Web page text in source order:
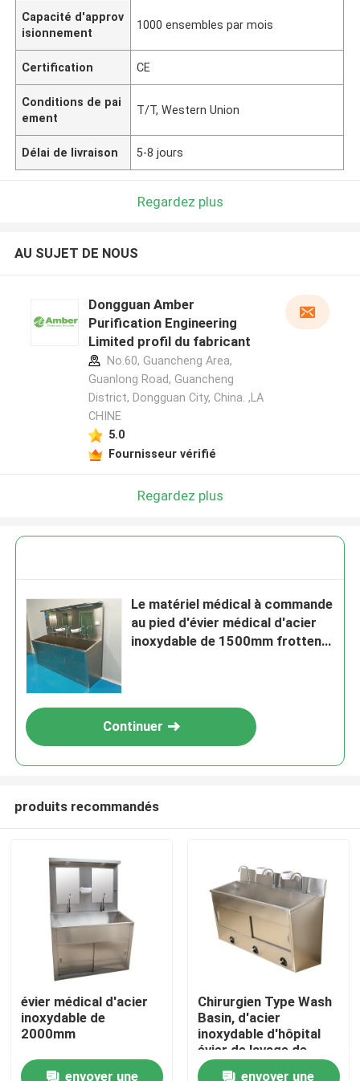
Maison
Produits
Au sujet de nous
Capacité d'approv
isionnement
1000 ensembles par mois
Certification CE
Conditions de pai
ement
T/T, Western Union
Délai de livraison 5-8 jours
Regardez plus
AU SUJET DE NOUS
Dongguan Amber
Purification Engineering
Limited profil du fabricant
No.60, Guancheng Area,
Guanlong Road, Guancheng
District, Dongguan City, China. ,LA
CHINE
5.0
Fournisseur vérifié
Regardez plus
Le matériel médical à commande
au pied d'évier médical d'acier
inoxydable de 1500mm frottent
Continuer
produits recommandés
évier médical d'acier
inoxydable de
2000mm
envoyer une
Chirurgien Type Wash
Basin, d'acier
inoxydable d'hôpital
évier de lavage de
main actionné par
envoyer une